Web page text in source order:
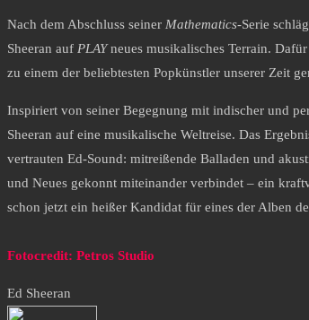
Nach dem Abschluss seiner Mathematics-Serie
Sheeran auf PLAYneues musikalisches Terrain.
zu einem der beliebtesten Popkünstler unserer Zeit
Inspiriert von seiner Begegnung mit indischer und
Sheeran auf eine musikalische Weltreise. Das
vertrauten Ed-Sound: mitreißende Balladen und
und Neues gekonnt miteinander verbindet – ein
schon jetzt ein heißer Kandidat für eines der Alben
Fotocredit: Petros Studio
Ed Sheeran